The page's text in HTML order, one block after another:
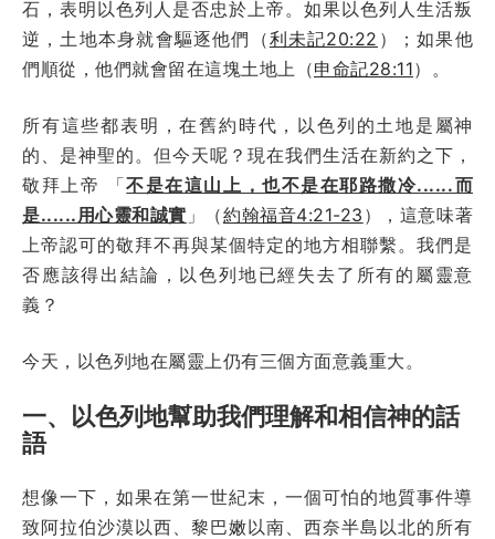
石，表明以色列人是否忠於上帝。如果以色列人生活叛
逆，土地本身就會驅逐他們（利未記20:22 ）；如果他
們順從，他們就會留在這塊土地上（申命記28:11）。
所有這些都表明，在舊約時代，以色列的土地是屬神
的、是神聖的。但今天呢？現在我們生活在新約之下，
敬拜上帝 「不是在這山上，也不是在耶路撒冷......而
是......用心靈和誠實 」（約翰福音4:21-23 ），這意味著
上帝認可的敬拜不再與某個特定的地方相聯繫。我們是
否應該得出結論，以色列地已經失去了所有的屬靈意
義？
今天，以色列地在屬靈上仍有三個方面意義重大。
一、以色列地幫助我們理解和相信神的話
語
想像一下，如果在第一世紀末，一個可怕的地質事件導
致阿拉伯沙漠以西、黎巴嫩以南、西奈半島以北的所有